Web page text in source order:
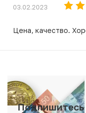
03.02.2023
Цена, качество.
Подпишитесь